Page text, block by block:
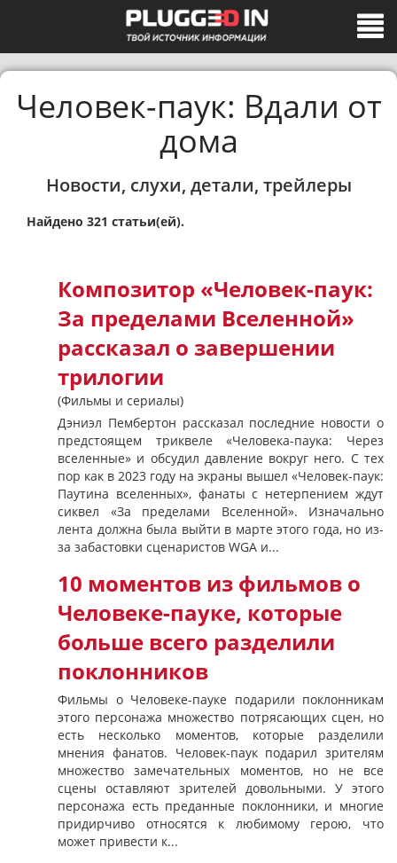
Человек-паук: Вдали от
дома
Новости, слухи, детали, трейлеры
Найдено 321 статьи(ей).
Композитор «Человек-паук:
За пределами Вселенной»
рассказал о завершении
трилогии
(Фильмы и сериалы)
Дэниэл Пембертон рассказал последние новости о
предстоящем триквеле «Человека-паука: Через
вселенные» и обсудил давление вокруг него. С тех
пор как в 2023 году на экраны вышел «Человек-паук:
Паутина вселенных», фанаты с нетерпением ждут
сиквел «За пределами Вселенной». Изначально
лента должна была выйти в марте этого года, но из-
за забастовки сценаристов WGA и...
10 моментов из фильмов о
Человеке-пауке, которые
больше всего разделили
поклонников
Фильмы о Человеке-пауке подарили поклонникам
этого персонажа множество потрясающих сцен, но
есть несколько моментов, которые разделили
мнения фанатов. Человек-паук подарил зрителям
множество замечательных моментов, но не все
сцены оставляют зрителей довольными. У этого
персонажа есть преданные поклонники, и многие
придирчиво относятся к любимому герою, что
может привести к...